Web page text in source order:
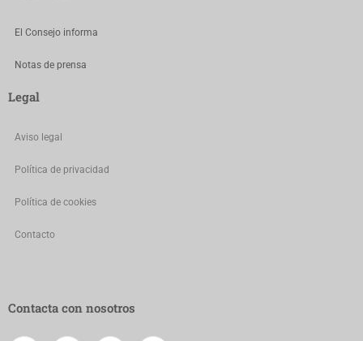
El Consejo informa
Notas de prensa
Legal
Aviso legal
Política de privacidad
Política de cookies
Contacto
Contacta con nosotros